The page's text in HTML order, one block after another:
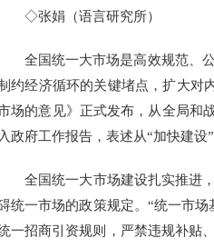
◇张娟（语言研究所）
全国统一大市场是高效规范、公
约经济循环的关键堵点，扩大对
场的意见》正式发布，从全局和
入政府工作报告，表述从“加快建
全国统一大市场建设扎实推进，
统一市场的政策规定。“统一市
一招商引资规则，严禁违规补贴